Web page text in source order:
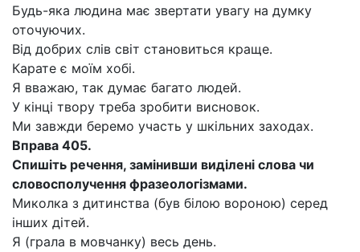
Будь-яка людина має звертати увагу на думку
оточуючих.
Від добрих слів світ становиться краще.
Карате є моїм хобі.
Я вважаю, так думає багато людей.
У кінці твору треба зробити висновок.
Ми завжди беремо участь у шкільних заходах.
Вправа 405.
Спишіть речення, замінивши виділені слова чи
словосполучення фразеологізмами.
Миколка з дитинства (був білою вороною) серед
інших дітей.
Я (грала в мовчанку) весь день.